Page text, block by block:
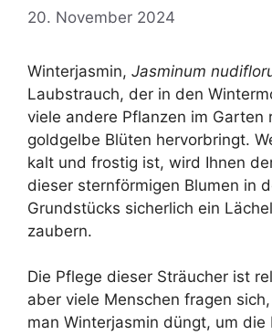
20. November 2024
Winterjasmin, Jasminum
Laubstrauch, der in den
viele andere Pflanzen im Garten
goldgelbe Blüten hervorbringt.
kalt und frostig ist, wird Ihnen
dieser sternförmigen Blumen in
Grundstücks sicherlich ein
zaubern.
Die Pflege dieser Sträucher ist
aber viele Menschen fragen
man Winterjasmin düngt, um die